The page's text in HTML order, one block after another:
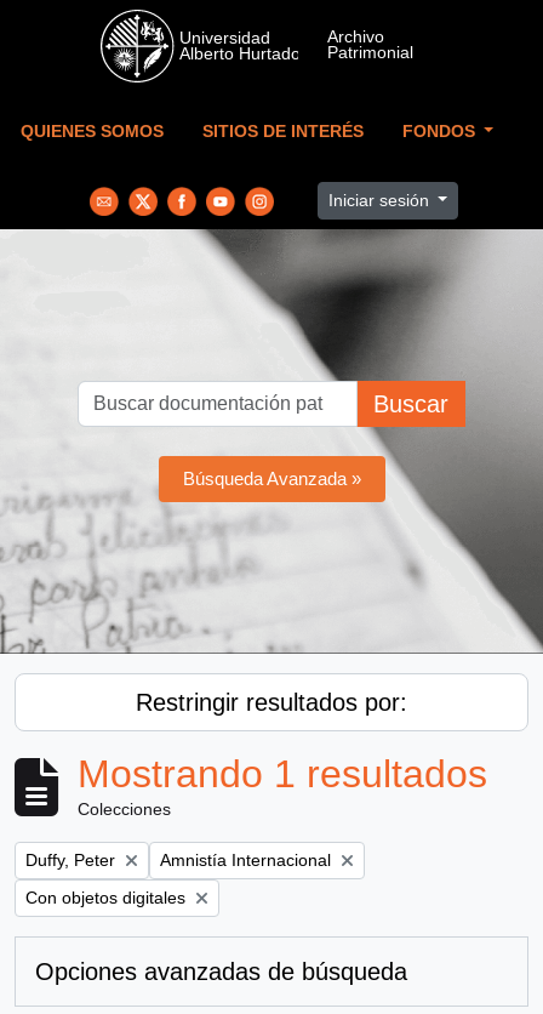
Skip to main content
QUIENES SOMOS SITIOS DE INTERÉS FONDOS
Iniciar sesión
Buscar
Búsqueda Avanzada »
Restringir resultados por:
Mostrando 1 resultados
Colecciones
Remove filter:
Duffy, Peter Remove filter:
Amnistía Internacional
Remove filter:
Con objetos digitales
Opciones avanzadas de búsqueda